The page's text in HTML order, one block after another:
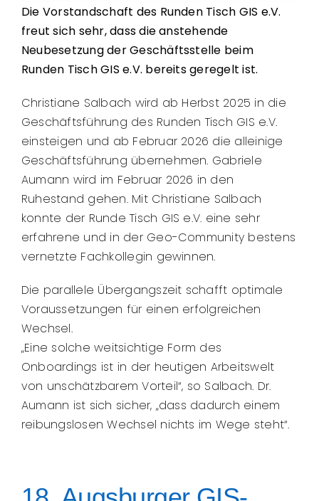
Die Vorstandschaft des Runden Tisch GIS e.V.
freut sich sehr, dass die anstehende
Neubesetzung der Geschäftsstelle beim
Runden Tisch GIS e.V. bereits geregelt ist.
Christiane Salbach wird ab Herbst 2025 in die
Geschäftsführung des Runden Tisch GIS e.V.
einsteigen und ab Februar 2026 die alleinige
Geschäftsführung übernehmen. Gabriele
Aumann wird im Februar 2026 in den
Ruhestand gehen. Mit Christiane Salbach
konnte der Runde Tisch GIS e.V. eine sehr
erfahrene und in der Geo-Community bestens
vernetzte Fachkollegin gewinnen.
Die parallele Übergangszeit schafft optimale
Voraussetzungen für einen erfolgreichen
Wechsel.
„Eine solche weitsichtige Form des
Onboardings ist in der heutigen Arbeitswelt
von unschätzbarem Vorteil“, so Salbach. Dr.
Aumann ist sich sicher, „dass dadurch einem
reibungslosen Wechsel nichts im Wege steht“.